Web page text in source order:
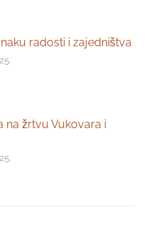
radosti i zajedništva
na žrtvu Vukovara i